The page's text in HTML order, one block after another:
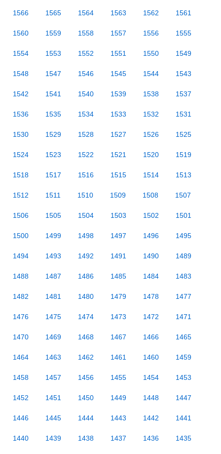
1566 1565 1564 1563 1562 1561
1560 1559 1558 1557 1556 1555
1554 1553 1552 1551 1550 1549
1548 1547 1546 1545 1544 1543
1542 1541 1540 1539 1538 1537
1536 1535 1534 1533 1532 1531
1530 1529 1528 1527 1526 1525
1524 1523 1522 1521 1520 1519
1518 1517 1516 1515 1514 1513
1512 1511 1510 1509 1508 1507
1506 1505 1504 1503 1502 1501
1500 1499 1498 1497 1496 1495
1494 1493 1492 1491 1490 1489
1488 1487 1486 1485 1484 1483
1482 1481 1480 1479 1478 1477
1476 1475 1474 1473 1472 1471
1470 1469 1468 1467 1466 1465
1464 1463 1462 1461 1460 1459
1458 1457 1456 1455 1454 1453
1452 1451 1450 1449 1448 1447
1446 1445 1444 1443 1442 1441
1440 1439 1438 1437 1436 1435